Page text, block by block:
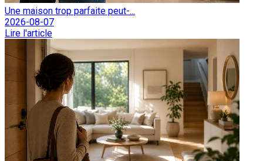
Une maison trop parfaite peut-...
2026-08-07
Lire l'article